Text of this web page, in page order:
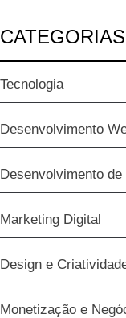
CATEGORIAS
Tecnologia
Desenvolvimento
Desenvolvimento de
Marketing Digital
Design e
Monetização e